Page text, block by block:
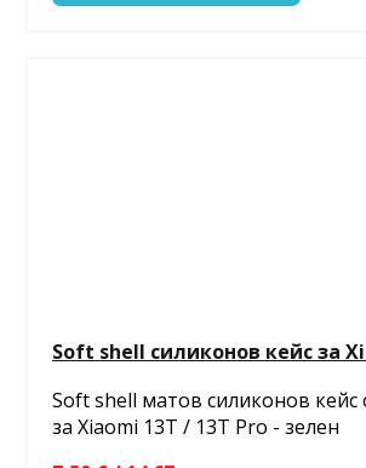
Soft shell силиконов кейс за
Soft shell матов силиконов кейс
за Xiaomi 13T / 13T Pro - зелен